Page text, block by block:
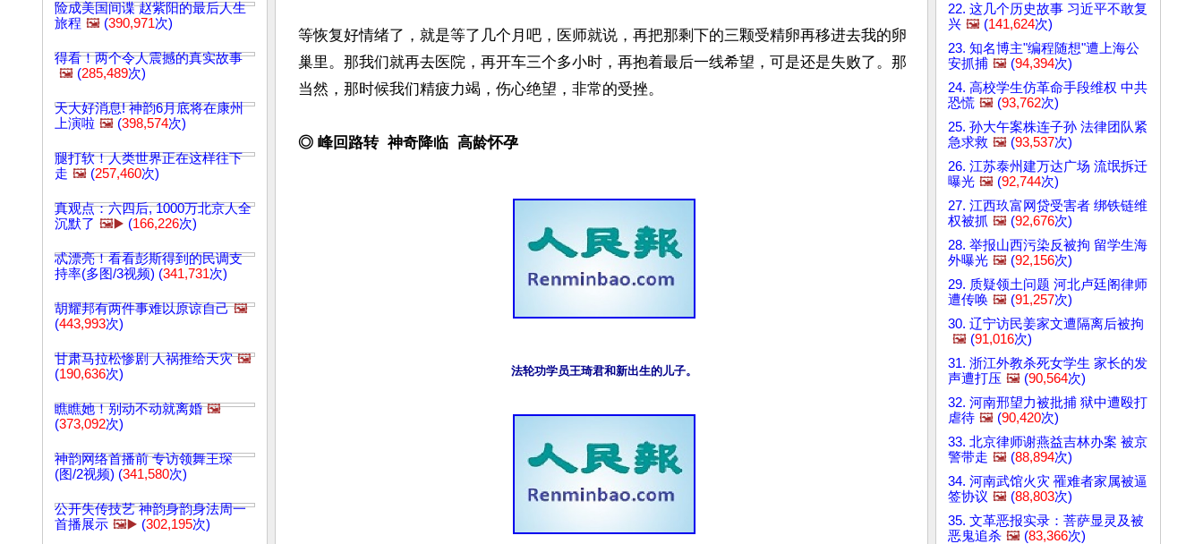
险成美国间谍 赵紫阳的最后人生
旅程 🖼️ (390,971次)
得看！两个令人震撼的真实故事
🖼️ (285,489次)
天大好消息! 神韵6月底将在康州
上演啦 🖼️ (398,574次)
腿打软！人类世界正在这样往下
走 🖼️ (257,460次)
真观点：六四后, 1000万北京人全
沉默了 🖼️▶️ (166,226次)
忒漂亮！看看彭斯得到的民调支
持率(多图/3视频) (341,731次)
胡耀邦有两件事难以原谅自己 🖼️
(443,993次)
甘肃马拉松惨剧 人祸推给天灾 🖼️
(190,636次)
瞧瞧她！别动不动就离婚 🖼️
(373,092次)
神韵网络首播前 专访领舞王琛
(图/2视频) (341,580次)
公开失传技艺 神韵身韵身法周一
首播展示 🖼️▶️ (302,195次)
等恢复好情绪了，就是等了几个月吧，医师就说，再把那剩下的三颗受精卵再移进去我的卵
巢里。那我们就再去医院，再开车三个多小时，再抱着最后一线希望，可是还是失败了。那
当然，那时候我们精疲力竭，伤心绝望，非常的受挫。
◎ 峰回路转  神奇降临  高龄怀孕
法轮功学员王琦君和新出生的儿子。
22. 这几个历史故事 习近平不敢复
兴 🖼️ (141,624次)
23. 知名博主"编程随想"遭上海公
安抓捕 🖼️ (94,394次)
24. 高校学生仿革命手段维权 中共
恐慌 🖼️ (93,762次)
25. 孙大午案株连子孙 法律团队紧
急求救 🖼️ (93,537次)
26. 江苏泰州建万达广场 流氓拆迁
曝光 🖼️ (92,744次)
27. 江西玖富网贷受害者 绑铁链维
权被抓 🖼️ (92,676次)
28. 举报山西污染反被拘 留学生海
外曝光 🖼️ (92,156次)
29. 质疑领土问题 河北卢廷阁律师
遭传唤 🖼️ (91,257次)
30. 辽宁访民姜家文遭隔离后被拘
🖼️ (91,016次)
31. 浙江外教杀死女学生 家长的发
声遭打压 🖼️ (90,564次)
32. 河南邢望力被批捕 狱中遭殴打
虐待 🖼️ (90,420次)
33. 北京律师谢燕益吉林办案 被京
警带走 🖼️ (88,894次)
34. 河南武馆火灾 罹难者家属被逼
签协议 🖼️ (88,803次)
35. 文革恶报实录：菩萨显灵及被
恶鬼追杀 🖼️ (83,366次)